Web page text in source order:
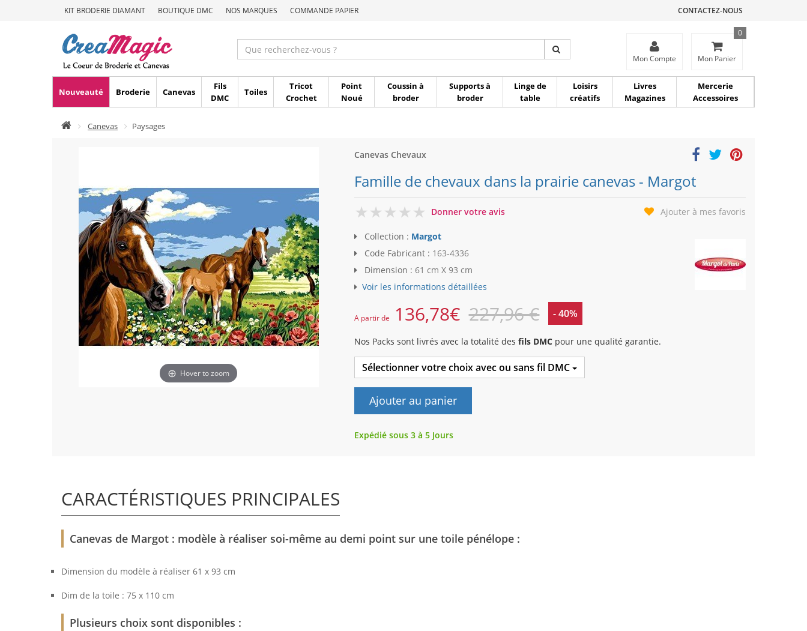
KIT BRODERIE DIAMANT BOUTIQUE DMC NOS MARQUES COMMANDE PAPIER CONTACTEZ-NOUS
Mon Compte Mon Panier
0
Nouveauté Broderie Canevas
Fils
DMC
Toiles
Tricot
Crochet
Point
Noué
Coussin à
broder
Supports à
broder
Linge de
table
Loisirs
créatifs
Livres
Magazines
Mercerie
Accessoires
Canevas Paysages
Hover to zoom
Canevas Chevaux
Famille de chevaux dans la prairie canevas - Margot
0
Donner votre avis Ajouter à mes favoris
Collection : Margot
Code Fabricant : 163-4336
Dimension : 61 cm X 93 cm
Voir les informations détaillées
A partir de 136,78€ 227,96 € - 40%
Nos Packs sont livrés avec la totalité des fils DMCpour une qualité garantie.
Sélectionner votre choix avec ou sans fil DMC
Ajouter au panier
Expédié sous 3 à 5 Jours
CARACTÉRISTIQUES PRINCIPALES
Canevas de Margot : modèle à réaliser soi-même au demi point sur une toile pénélope :
Dimension du modèle à réaliser 61 x 93 cm
Dim de la toile : 75 x 110 cm
Plusieurs choix sont disponibles :